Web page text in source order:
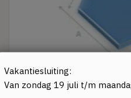
Vakantiesluiting:
Van zondag 19 juli t/m